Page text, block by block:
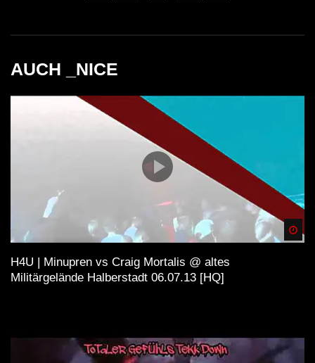
AUCH _NICE
H4U | Minupren vs Craig Mortalis @ altes
Militärgelände Halberstadt 06.07.13 [HQ]